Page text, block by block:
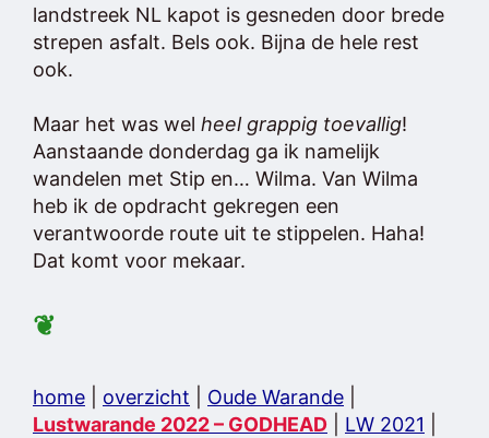
landstreek NL kapot is gesneden door brede
strepen asfalt. Bels ook. Bijna de hele rest
ook.
Maar het was wel heel grappig toevallig!
Aanstaande donderdag ga ik namelijk
wandelen met Stip en… Wilma. Van Wilma
heb ik de opdracht gekregen een
verantwoorde route uit te stippelen. Haha!
Dat komt voor mekaar.
❦
home overzicht Oude Warande
Lustwarande 2022 – GODHEAD
LW 2021